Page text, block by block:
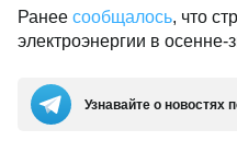
Ранее сообщалось, что
электроэнергии в
Узнавайте о новостях